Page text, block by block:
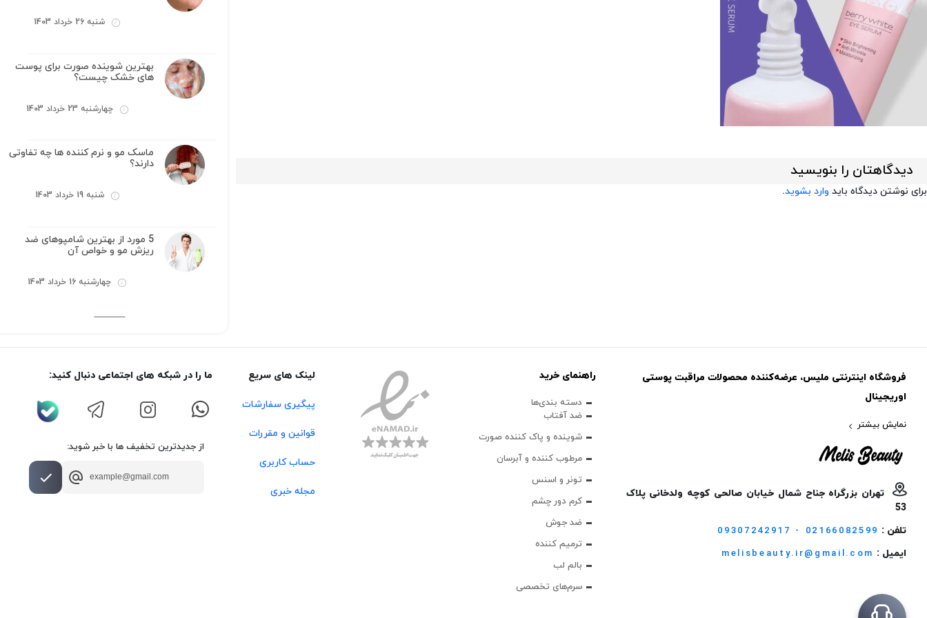
دیدگاهتان را بنویسید
برای نوشتن دیدگاه باید وارد بشوید.
شنبه 26 خرداد 1403
بهترین شوینده صورت برای پوست
های خشک چیست؟
چهارشنبه 23 خرداد 1403
ماسک مو و نرم کننده ها چه تفاوتی
دارند؟
شنبه 19 خرداد 1403
5 مورد از بهترین شامپوهای ضد
ریزش مو و خواص آن
چهارشنبه 16 خرداد 1403
فروشگاه اینترنتی ملیس، عرضه‌کننده محصولات مراقبت پوستی
اوریجینال
نمایش بیشتر
تهران بزرگراه جناح شمال خیابان صالحی کوچه ولدخانی پلاک
53
تلفن : 09307242917 - 02166082599
ایمیل : melisbeauty.ir@gmail.com
راهنمای خرید
دسته بندی‌ها
ضد آفتاب
شوینده و پاک‌ کننده صورت
مرطوب کننده و آبرسان
تونر و اسنس
کرم دور چشم
ضد جوش
ترمیم کننده
بالم لب
سرم‌های تخصصی
لینک های سریع
پیگیری سفارشات
قوانین و مقررات
حساب کاربری
مجله خبری
ما را در شبکه های اجتماعی دنبال کنید:
از جدیدترین تخفیف ها با خبر شوید: